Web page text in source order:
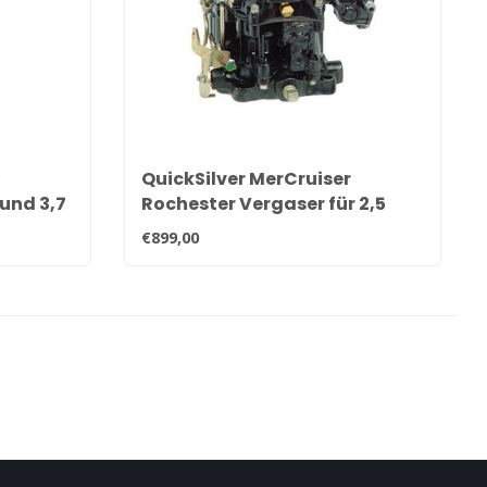
3,7
QuickSilver MerCruiser
Rochester Vergaser für 2,5
und 3,0 Liter Motoren von 1982
bis 1989 1347-818621
€899,00